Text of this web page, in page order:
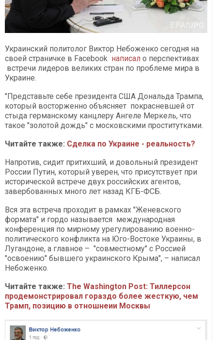
Украинский политолог Виктор Небоженко сегодня на
своей страничке в Facebook написал о перспективах
встречи лидеров великих стран по проблеме мира в
Украине.
"Представьте себе президента США Дональда Трампа,
который восторженно объясняет покрасневшей от
стыда германскому канцлеру Ангеле Меркель, что
такое "золотой дождь" с московскими проститутками.
Читайте также: Сделка по Украине - реальность?
Напротив, сидит притихший, и довольный президент
России Путин, который уверен, что присутствует при
исторической встрече двух российских агентов,
завербованных много лет назад КГБ-ФСБ.
Вся эта встреча проходит в рамках "Женевского
формата" и гордо называется международная
конференция по мирному урегулированию военно-
политического конфликта на Юго-Востоке Украины, в
Лугандоне, а главное – "совместному" с Россией
"освоению" бывшего украинского Крыма", – написал
Небоженко.
Читайте также: The Washington Post: Тиллерсон
продемонстрировал гораздо более жесткую, чем
Трамп, позицию в отношнеии Москвы